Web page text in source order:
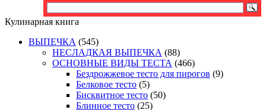
Кулинарная книга
ВЫПЕЧКА (545)
НЕСЛАДКАЯ ВЫПЕЧКА (88)
ОСНОВНЫЕ ВИДЫ ТЕСТА (466)
Бездрожжевое тесто для пирогов (9)
Белковое тесто (5)
Бисквитное тесто (50)
Блинное тесто (25)